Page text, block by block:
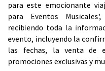
para este emocionante
para Eventos
recibiendo toda la
evento, incluyendo la
las fechas, la venta de
promociones exclusivas y